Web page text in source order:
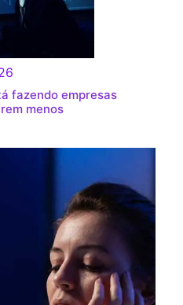
fazendo empresas
menos